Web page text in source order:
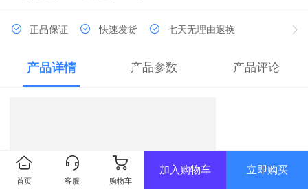
正品保证 快速发货 七天无理由退换
产品详情 产品参数 产品评论
首页 客服 购物车
加入购物车 立即购买